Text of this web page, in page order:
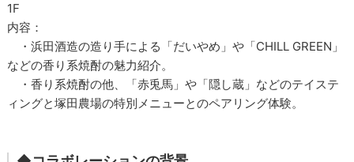
1F
内容：
・浜田酒造の造り手による「だいやめ」や「CHILL GREEN」
などの香り系焼酎の魅力紹介。
・香り系焼酎の他、「赤兎馬」や「隠し蔵」などのテイステ
ィングと塚田農場の特別メニューとのペアリング体験。